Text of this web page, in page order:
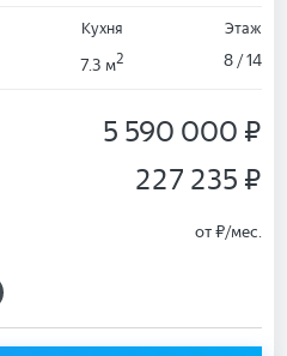
Кухня
7.3 м2
Этаж
8 / 14
5 590 000 ₽
227 235 ₽
от₽/мес.